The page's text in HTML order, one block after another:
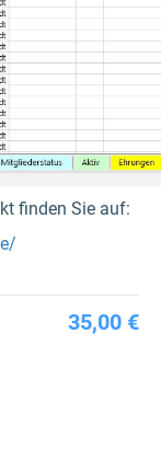
finden Sie auf:
35,00 €